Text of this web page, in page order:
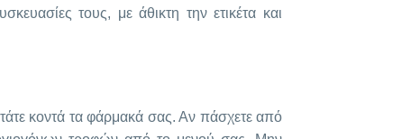
τους, με άθικτη την ετικέτα και
κοντά τα φάρμακά σας. Αν πάσχετε από